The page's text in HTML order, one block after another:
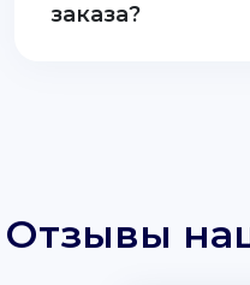
заказа?
Отзывы